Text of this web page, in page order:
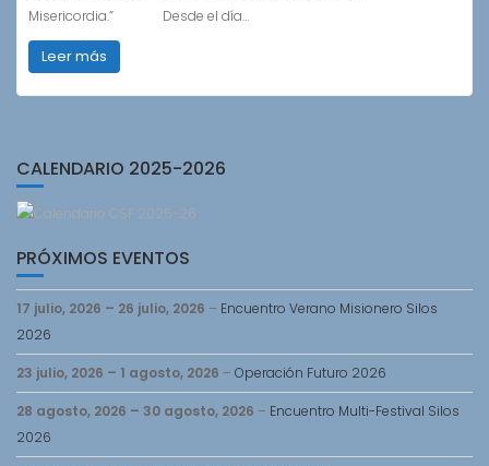
Misericordia.” Desde el día…
Leer más
CALENDARIO 2025-2026
PRÓXIMOS EVENTOS
17 julio, 2026 – 26 julio, 2026 – Encuentro Verano Misionero Silos
2026
23 julio, 2026 – 1 agosto, 2026 – Operación Futuro 2026
28 agosto, 2026 – 30 agosto, 2026 – Encuentro Multi-Festival Silos
2026